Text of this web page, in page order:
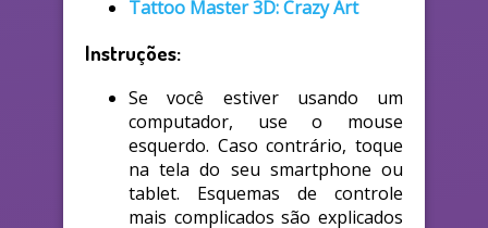
Tattoo Master 3D: Crazy Art
Instruções:
Se você estiver usando um
computador, use o mouse
esquerdo. Caso contrário, toque
na tela do seu smartphone ou
tablet. Esquemas de controle
mais complicados são explicados